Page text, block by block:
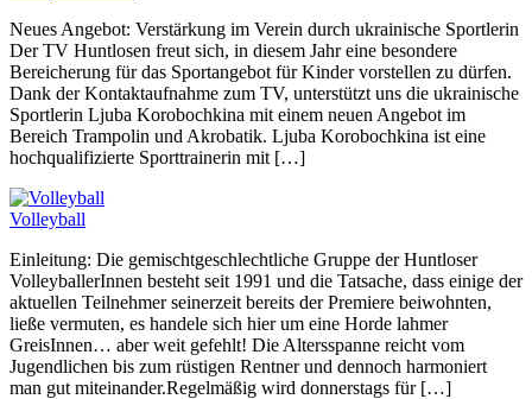
Neues Angebot: Verstärkung im Verein durch ukrainische Sportlerin
Der TV Huntlosen freut sich, in diesem Jahr eine besondere
Bereicherung für das Sportangebot für Kinder vorstellen zu dürfen.
Dank der Kontaktaufnahme zum TV, unterstützt uns die ukrainische
Sportlerin Ljuba Korobochkina mit einem neuen Angebot im
Bereich Trampolin und Akrobatik. Ljuba Korobochkina ist eine
hochqualifizierte Sporttrainerin mit […]
Volleyball
Einleitung: Die gemischtgeschlechtliche Gruppe der Huntloser
VolleyballerInnen besteht seit 1991 und die Tatsache, dass einige der
aktuellen Teilnehmer seinerzeit bereits der Premiere beiwohnten,
ließe vermuten, es handele sich hier um eine Horde lahmer
GreisInnen… aber weit gefehlt! Die Altersspanne reicht vom
Jugendlichen bis zum rüstigen Rentner und dennoch harmoniert
man gut miteinander.Regelmäßig wird donnerstags für […]